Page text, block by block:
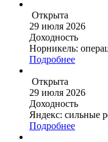
Открыта
29 июля 2026
Доходность
Норникель:
Подробнее
Открыта
29 июля 2026
Доходность
Яндекс: сильные
Подробнее